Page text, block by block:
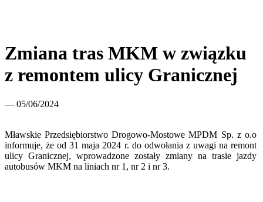
Zmiana tras MKM w związku
z remontem ulicy Granicznej
— 05/06/2024
Mławskie Przedsiębiorstwo Drogowo-Mostowe MPDM Sp. z o.o
informuje, że od 31 maja 2024 r. do odwołania z uwagi na remont
ulicy Granicznej, wprowadzone zostały zmiany na trasie jazdy
autobusów MKM na liniach nr 1, nr 2 i nr 3.